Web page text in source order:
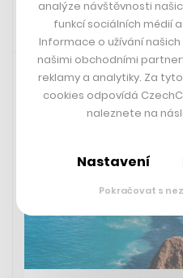
analýze návštěvnosti
funkcí sociálních médií
Informace o užívání
našimi obchodními
reklamy a analytiky. Za
cookies odpovídá
naleznete na
Nastavení
Pokračovat s